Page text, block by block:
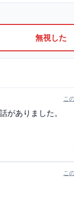
無視した
こ
がありました。
こ